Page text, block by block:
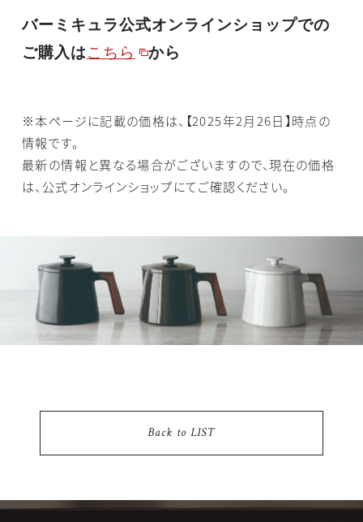
バーミキュラ公式オンラインショップでの
ご購入はこちら から
※本ページに記載の価格は、【2025年2月26日】時点の
情報です。
最新の情報と異なる場合がございますので、現在の価格
は、公式オンラインショップにてご確認ください。
Back to LIST